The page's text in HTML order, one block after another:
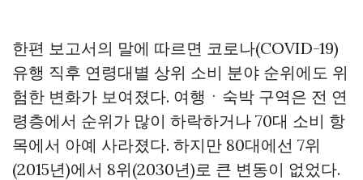
한편 보고서의 말에 따르면 코로나(COVID-19)
유행 직후 연령대별 상위 소비 분야 순위에도 위
험한 변화가 보여졌다. 여행ㆍ숙박 구역은 전 연
령층에서 순위가 많이 하락하거나 70대 소비 항
목에서 아예 사라졌다. 하지만 80대에선 7위
(2015년)에서 8위(2030년)로 큰 변동이 없었다.